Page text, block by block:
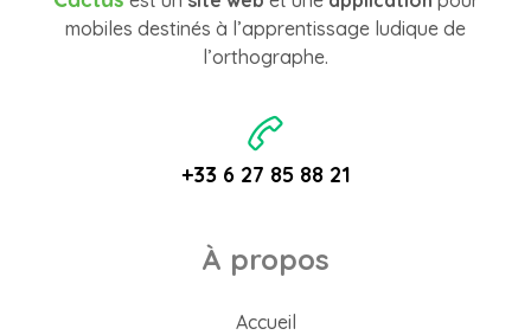
mobiles destinés à l’apprentissage ludique de
l’orthographe.
+33 6 27 85 88 21
À propos
Accueil